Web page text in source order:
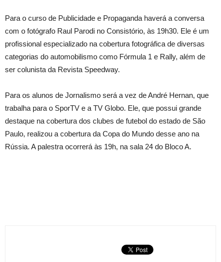
Para o curso de Publicidade e Propaganda haverá a conversa
com o fotógrafo Raul Parodi no Consistório, às 19h30. Ele é um
profissional especializado na cobertura fotográfica de diversas
categorias do automobilismo como Fórmula 1 e Rally, além de
ser colunista da Revista Speedway.
Para os alunos de Jornalismo será a vez de André Hernan, que
trabalha para o SporTV e a TV Globo. Ele, que possui grande
destaque na cobertura dos clubes de futebol do estado de São
Paulo, realizou a cobertura da Copa do Mundo desse ano na
Rússia. A palestra ocorrerá às 19h, na sala 24 do Bloco A.